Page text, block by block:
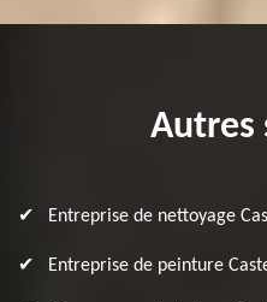
Autres
Entreprise de nettoyage
Entreprise de peinture